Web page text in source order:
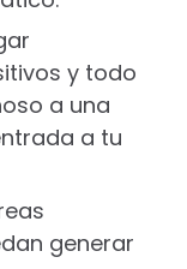
y todo
a una
a tu
generar